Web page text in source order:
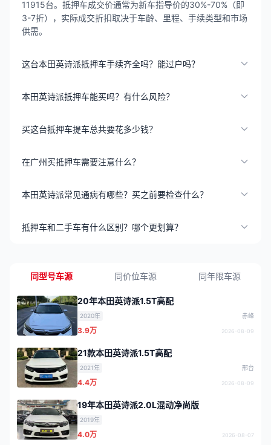
11915台。抵押车成交价通常为新车指导价的30%-70%（即
3-7折），实际成交折扣取决于车龄、里程、手续类型和市场
供需。
这台本田英诗派抵押车手续齐全吗？能过户吗？
本田英诗派抵押车能买吗？有什么风险？
买这台抵押车提车总共要花多少钱？
在广州买抵押车需要注意什么？
本田英诗派常见通病有哪些？买之前要检查什么？
抵押车和二手车有什么区别？哪个更划算？
同型号车源 同价位车源 同年限车源
20年本田英诗派1.5T高配
2020年 赤峰
3.9万 2026-08-09
21款本田英诗派1.5T高配
2021年 邢台
4.4万 2026-08-09
19年本田英诗派2.0L混动净尚版
2019年
4.0万 2026-08-07